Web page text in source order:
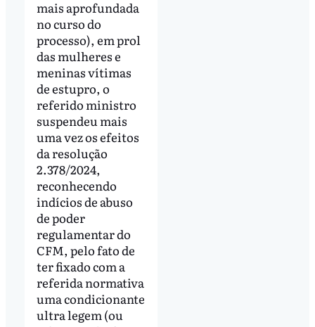
mais aprofundada
no curso do
processo), em prol
das mulheres e
meninas vítimas
de estupro, o
referido ministro
suspendeu mais
uma vez os efeitos
da resolução
2.378/2024,
reconhecendo
indícios de abuso
de poder
regulamentar do
CFM, pelo fato de
ter fixado com a
referida normativa
uma condicionante
ultra legem (ou